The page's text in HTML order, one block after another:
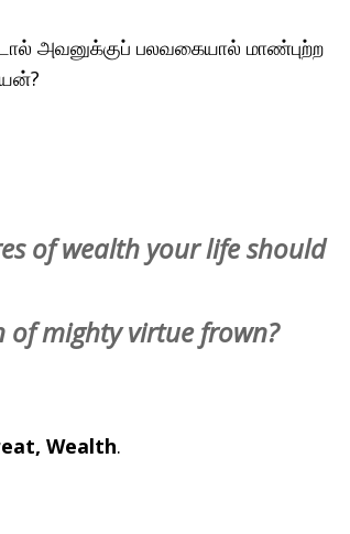
அவனுக்குப் பலவகையால் மாண்புற்ற
of wealth your life should
of mighty virtue frown?
Wealth.